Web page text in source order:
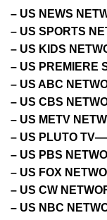
– US NEWS
– US SPORTS
– US KIDS
– US PREMIERE
– US ABC
– US CBS
– US METV
– US PLUTO
– US PBS
– US FOX
– US CW
– US NBC